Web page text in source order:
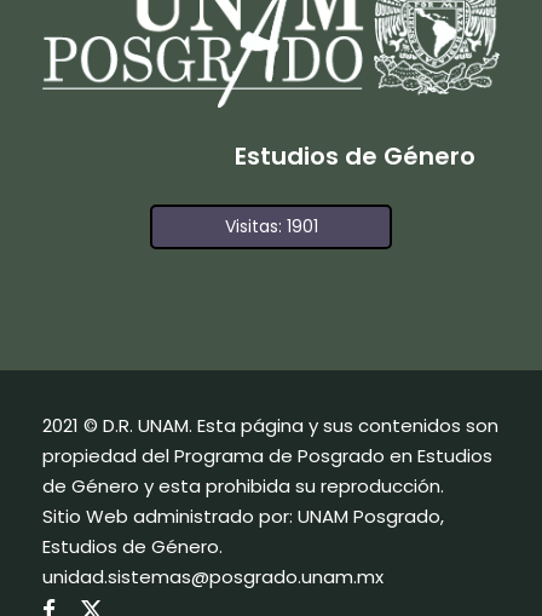
Estudios de Género
Visitas: 1901
2021 © D.R. UNAM. Esta página y sus contenidos son
propiedad del Programa de Posgrado en Estudios
de Género y esta prohibida su reproducción.
Sitio Web administrado por: UNAM Posgrado,
Estudios de Género.
unidad.sistemas@posgrado.unam.mx